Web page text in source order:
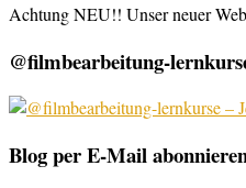
Achtung NEU!! Unser neuer
@filmbearbeitung-
Blog per E-Mail